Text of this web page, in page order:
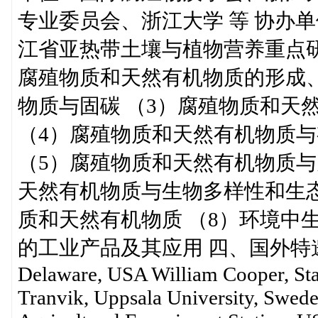
专业委员会、浙江大学 等 协办
江省亚热带土壤与植物营养重点
腐殖物质和天然有机物质的形成
物质与固碳 （3）腐殖物质和天
（4）腐殖物质和天然有机物质
（5）腐殖物质和天然有机物质
天然有机物质与生物多样性和生
质和天然有机物质 （8）环境中
的工业产品及其应用 四、国外特
Delaware, USA William Cooper,
Tranvik, Uppsala University,